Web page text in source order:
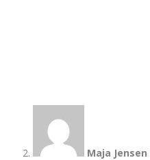
Maja Jensen